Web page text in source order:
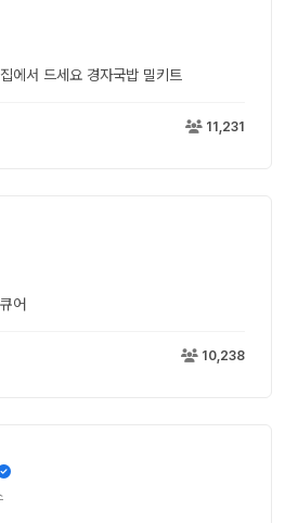
에서 드세요 경자국밥 밀키트
11,231
어
10,238